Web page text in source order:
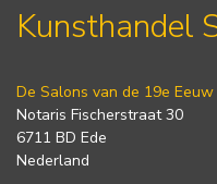
Kunsthandel
De Salons van de 19e Eeuw
Notaris Fischerstraat 30
6711 BD Ede
Nederland